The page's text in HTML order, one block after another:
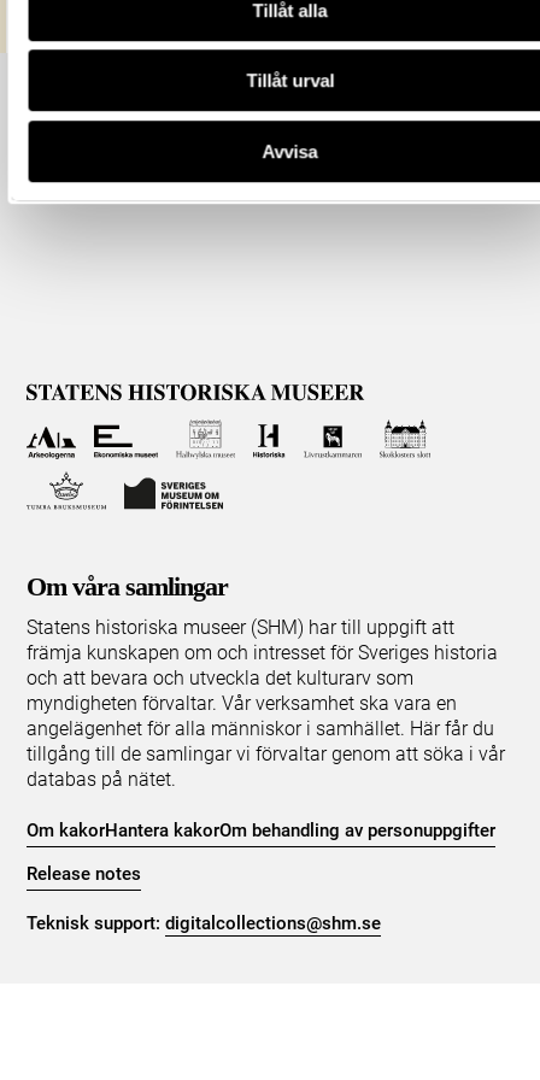
Tillåt alla
Tillåt urval
Avvisa
Om våra samlingar
Statens historiska museer (SHM) har till uppgift att
främja kunskapen om och intresset för Sveriges historia
och att bevara och utveckla det kulturarv som
myndigheten förvaltar. Vår verksamhet ska vara en
angelägenhet för alla människor i samhället. Här får du
tillgång till de samlingar vi förvaltar genom att söka i vår
databas på nätet.
Om kakorHantera kakorOm behandling av personuppgifter
Release notes
Teknisk support:digitalcollections@shm.se